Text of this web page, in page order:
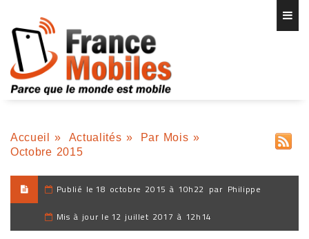
Accueil » Actualités » Par Mois »
Octobre 2015
Publié le 18 octobre 2015 à 10h22 par Philippe
Mis à jour le 12 juillet 2017 à 12h14